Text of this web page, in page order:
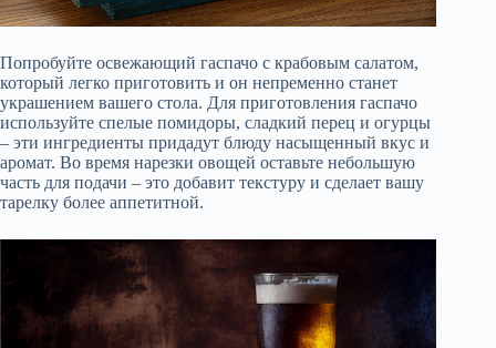
Попробуйте освежающий гаспачо с крабовым салатом,
который легко приготовить и он непременно станет
украшением вашего стола. Для приготовления гаспачо
используйте спелые помидоры, сладкий перец и огурцы
– эти ингредиенты придадут блюду насыщенный вкус и
аромат. Во время нарезки овощей оставьте небольшую
часть для подачи – это добавит текстуру и сделает вашу
тарелку более аппетитной.